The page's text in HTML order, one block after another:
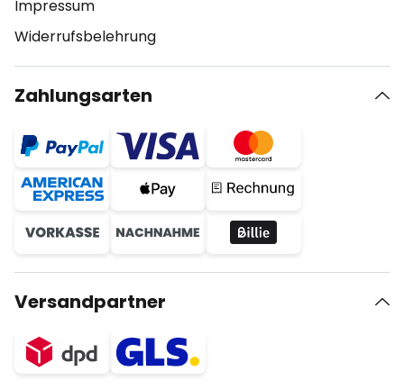
Impressum
Widerrufsbelehrung
Zahlungsarten
Versandpartner